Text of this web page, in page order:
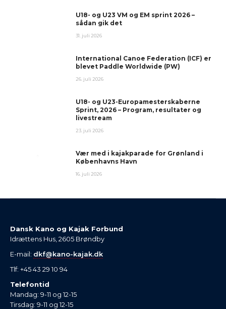
U18- og U23 VM og EM sprint 2026 –
sådan gik det
31. juli 2026
International Canoe Federation (ICF) er
blevet Paddle Worldwide (PW)
26. juli 2026
U18- og U23-Europamesterskaberne
Sprint, 2026 – Program, resultater og
livestream
23. juli 2026
Vær med i kajakparade for Grønland i
Københavns Havn
16. juli 2026
Dansk Kano og Kajak Forbund
Idrættens Hus, 2605 Brøndby
E-mail: dkf@kano-kajak.dk
Tlf: +45 43 29 10 94
Telefontid
Mandag: 9-11 og 12-15
Tirsdag: 9-11 og 12-15